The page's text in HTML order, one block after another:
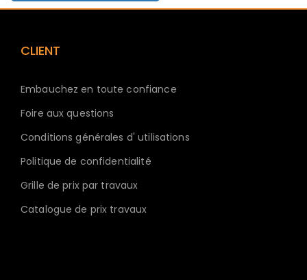
CLIENT
Embauchez en toute confiance
Foire aux questions
Conditions générales d' utilisations
Politique de confidentialité
Grille de prix par travaux
Catalogue de prix travaux